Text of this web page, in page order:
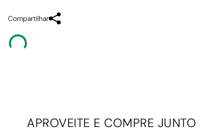
Compartilhar
APROVEITE E COMPRE JUNTO